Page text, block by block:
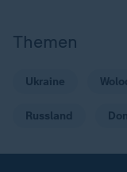
Themen
Ukraine
Russland